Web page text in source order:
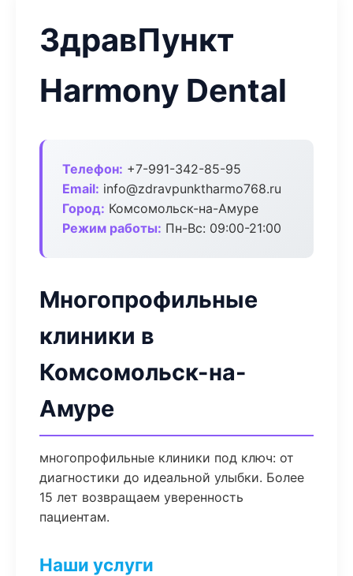
ЗдравПункт
Harmony Dental
Телефон: +7-991-342-85-95
Email: info@zdravpunktharmo768.ru
Город: Комсомольск-на-Амуре
Режим работы: Пн-Вс: 09:00-21:00
Многопрофильные
клиники в
Комсомольск-на-
Амуре
многопрофильные клиники под ключ: от
диагностики до идеальной улыбки. Более
15 лет возвращаем уверенность
пациентам.
Наши услуги